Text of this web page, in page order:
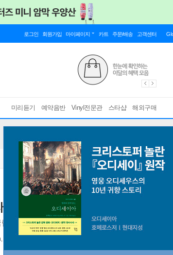
로그인 회원가입 마이페이지 카트 주문/배송 고객센터
미리듣기 예약음반 Vinyl전문관 스타샵 해외구매
페이드 여왕'
오페라극장 실황[ 한글 자막 ]
,